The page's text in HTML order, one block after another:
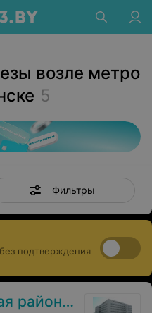
возле метро
5
Фильтры
подтверждения
района